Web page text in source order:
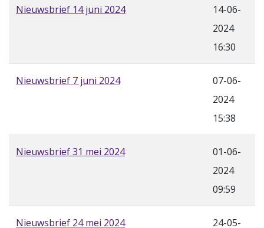
Nieuwsbrief 14 juni 2024
14-06-
2024
16:30
Nieuwsbrief 7 juni 2024
07-06-
2024
15:38
Nieuwsbrief 31 mei 2024
01-06-
2024
09:59
Nieuwsbrief 24 mei 2024
24-05-